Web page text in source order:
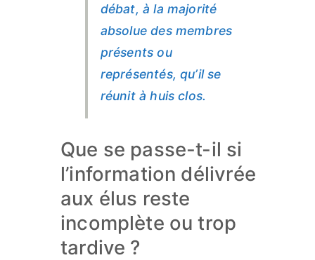
débat, à la majorité
absolue des membres
présents ou
représentés, qu’il se
réunit à huis clos.
Que se passe-t-il si
l’information délivrée
aux élus reste
incomplète ou trop
tardive ?